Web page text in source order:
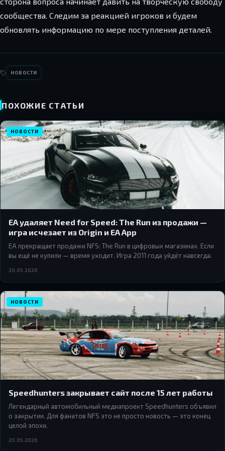
сообщества. Следим за реакцией игроков и будем
обновлять информацию по мере поступления деталей.
НОВОСТИ
ПОХОЖИЕ СТАТЬИ
НОВОСТИ
EA удаляет Need for Speed: The Run из продажи —
игра исчезает из Origin и EA App
EA прекращает продажи NFS: The Run в цифровых магазинах. Если
вы ещё не купили — время уходит. Игра 2011 года уйдёт навсегда.
20.05.2026
НОВОСТИ
Speedhunters закрывает сайт после 15 лет работы
Легендарный автомобильный медиапроект Speedhunters объявил
о закрытии. Для фанатов NFS это не просто новость — это конец
целой эпохи.
20.05.2026